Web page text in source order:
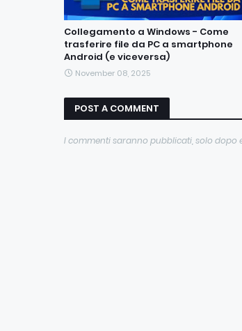
Collegamento a Windows - Come
trasferire file da PC a smartphone
Android (e viceversa)
November 08, 2025
POST A COMMENT
I commenti saranno pubblicati, solo dopo